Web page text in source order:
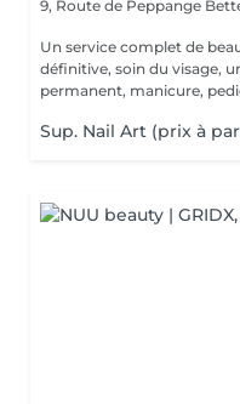
9, Route de Peppange
Un service complet de
définitive, soin du visage,
permanent, manicure,
Sup. Nail Art (prix à